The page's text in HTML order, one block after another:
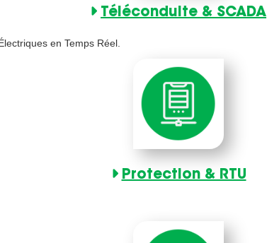
Téléconduite & SCADA
en Temps Réel.
Protection & RTU